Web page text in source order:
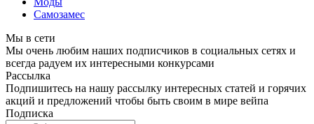
Самозамес
Мы в сети
Мы очень любим наших подписчиков в социальных сетях и
всегда радуем их интересными конкурсами
Рассылка
Подпишитесь на нашу рассылку интересных статей и горячих
акций и предложений чтобы быть своим в мире вейпа
Подписка